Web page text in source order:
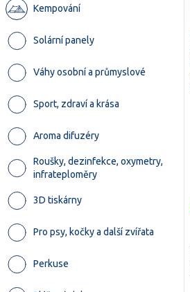
Kempování
Solární panely
Váhy osobní a průmyslové
Sport, zdraví a krása
Aroma difuzéry
Roušky, dezinfekce, oxymetry,
infrateploměry
3D tiskárny
Pro psy, kočky a další zvířata
Perkuse